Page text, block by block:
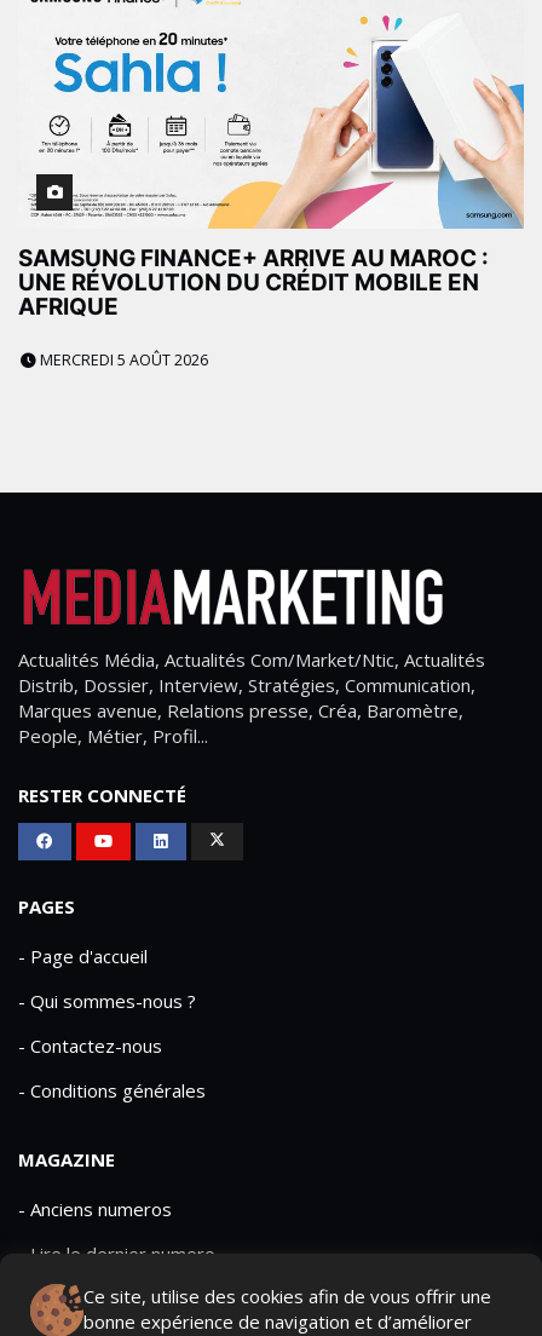
SAMSUNG FINANCE+ ARRIVE AU MAROC :
UNE RÉVOLUTION DU CRÉDIT MOBILE EN
AFRIQUE
MERCREDI 5 AOÛT 2026
Ce site, utilise des cookies afin de vous offrir une
bonne expérience de navigation et d’améliorer
Actualités Média, Actualités Com/Market/Ntic, Actualités
Distrib, Dossier, Interview, Stratégies, Communication,
Marques avenue, Relations presse, Créa, Baromètre,
People, Métier, Profil...
RESTER CONNECTÉ
PAGES
- Page d'accueil
- Qui sommes-nous ?
- Contactez-nous
- Conditions générales
MAGAZINE
- Anciens numeros
- Lire le dernier numero
- Publicite